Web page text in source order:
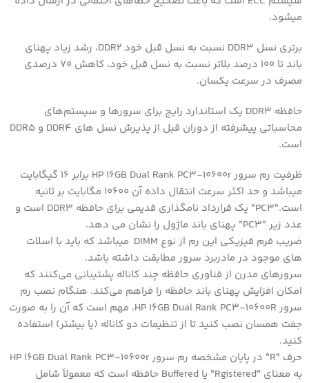
میشود.
برتری نسل DDR3 نسبت به نسل قبل خود DDR2، رشد زیاد پهنای
باند تا ۱۰۰ درصد بلاتر نسبت به نسل قبل خود، کاهش ۷۰ درصدی
مصرف در سرعت یکسان.
حافظه DDR3 یک استاندارد رایج برای سرورها و سیستم‌های
محاسباتی پیشرفته از دوران قبل از پذیرش نسل های DDR4 و DDR5
است.
ظرفیت رم سرور HP 16GB Dual Rank PC3-10600r برابر ۱۶ گیگابایت
میباشد و حد اکثر سرعت انتقال داده آن ۱۰۶۰۰ مگابایت بر ثانیه
است."PC3" یک قرارداد نامگذاری قدیمی برای حافظه DDR3 است و
عدد زیر "PC3" پهنای باند ماژول را نشان می دهد.
ضریب فرم فیزیکی این رم از نوع DIMM میباشد که باید با اسلات
های موجود در مادربرد سرور مطابقت داشته باشد.
سرورهای مدرن از فناوری حافظه چند کاناله پشتیبانی می‌کنند که
امکان افزایش پهنای باند حافظه را فراهم می‌کند. هنگام نصب رم
سرور HP 16GB Dual Rank PC3-10600R، مهم است که آن را به صورت
جفت همسان نصب کنید تا از تنظیمات دو کاناله (یا بیشتر) استفاده
کنید.
حرف "R" در پایان مشخصه رم سرور HP 16GB Dual Rank PC3-10600r
به معنای "Rgistered" یا Buffered حافظه است که معمولاً شامل